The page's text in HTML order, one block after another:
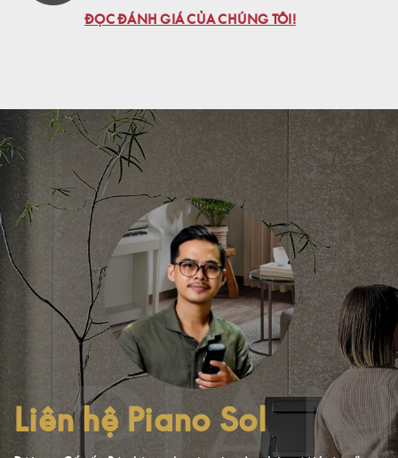
ĐỌC ĐÁNH GIÁ CỦA CHÚNG TÔI!
Liên hệ Piano Sol